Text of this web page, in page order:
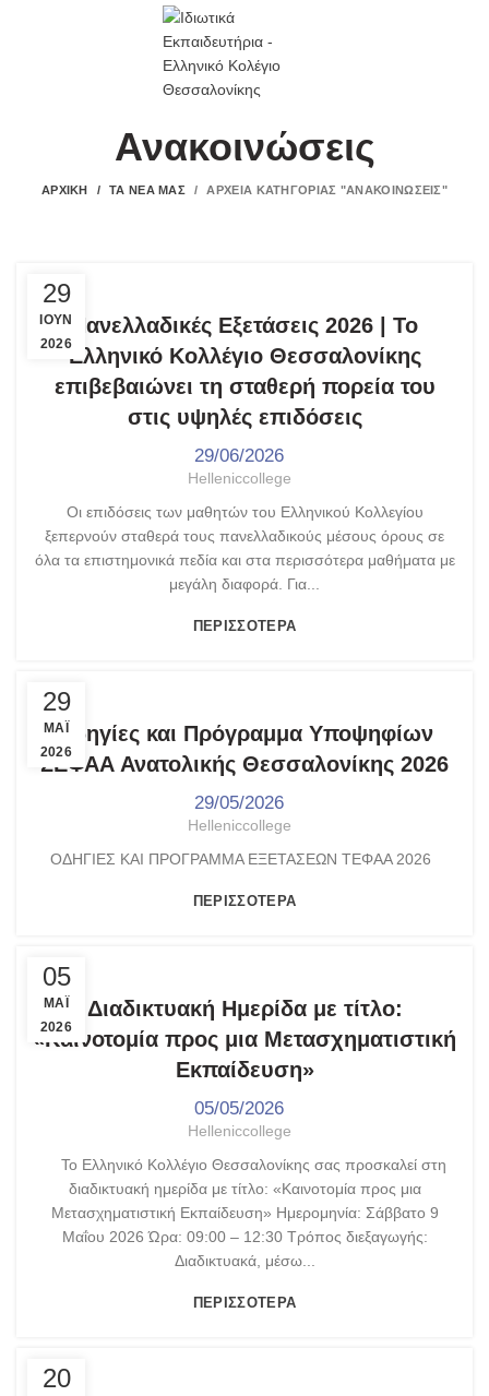
Ανακοινώσεις
ΑΡΧΙΚΉ ΤΑ ΝΈΑ ΜΑΣ ΑΡΧΕΊΑ ΚΑΤΗΓΟΡΊΑΣ "ΑΝΑΚΟΙΝΏΣΕΙΣ"
29
ΙΟΎΝ
2026
Πανελλαδικές Εξετάσεις 2026 | Το
Ελληνικό Κολλέγιο Θεσσαλονίκης
επιβεβαιώνει τη σταθερή πορεία του
στις υψηλές επιδόσεις
29/06/2026
Helleniccollege
Οι επιδόσεις των μαθητών του Ελληνικού Κολλεγίου
ξεπερνούν σταθερά τους πανελλαδικούς μέσους όρους σε
όλα τα επιστημονικά πεδία και στα περισσότερα μαθήματα με
μεγάλη διαφορά. Για...
ΠΕΡΙΣΣΌΤΕΡΑ
29
ΜΑΪ́
2026
Οδηγίες και Πρόγραμμα Υποψηφίων
ΣΕΦΑΑ Ανατολικής Θεσσαλονίκης 2026
29/05/2026
Helleniccollege
ΟΔΗΓΙΕΣ ΚΑΙ ΠΡΟΓΡΑΜΜΑ ΕΞΕΤΑΣΕΩΝ ΤΕΦΑΑ 2026
ΠΕΡΙΣΣΌΤΕΡΑ
05
ΜΑΪ́
2026
Διαδικτυακή Ημερίδα με τίτλο:
«Καινοτομία προς μια Μετασχηματιστική
Εκπαίδευση»
05/05/2026
Helleniccollege
Το Ελληνικό Κολλέγιο Θεσσαλονίκης σας προσκαλεί στη
διαδικτυακή ημερίδα με τίτλο: «Καινοτομία προς μια
Μετασχηματιστική Εκπαίδευση» Ημερομηνία: Σάββατο 9
Μαΐου 2026 Ώρα: 09:00 – 12:30 Τρόπος διεξαγωγής:
Διαδικτυακά, μέσω...
ΠΕΡΙΣΣΌΤΕΡΑ
20